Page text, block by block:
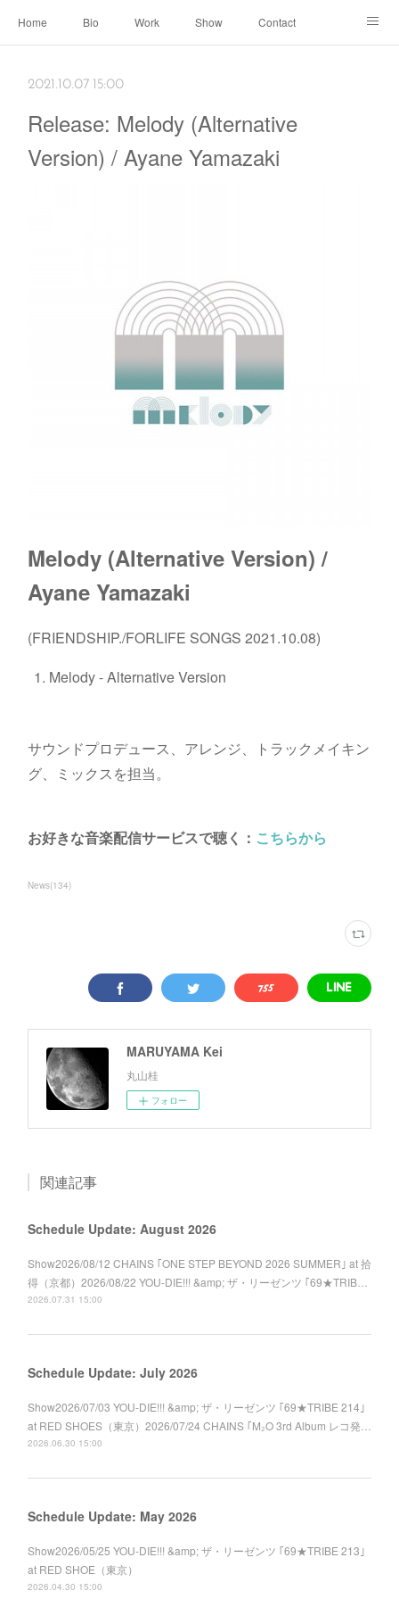
Home Bio Work Show Contact
2021.10.07 15:00
Release: Melody (Alternative
Version) / Ayane Yamazaki
Melody (Alternative Version) /
Ayane Yamazaki
(FRIENDSHIP./FORLIFE SONGS 2021.10.08)
Melody - Alternative Version
サウンドプロデュース、アレンジ、トラックメイキン
グ、ミックスを担当。
お好きな音楽配信サービスで聴く： こちらから
News(134)
MARUYAMA Kei
丸山桂
フォロー
関連記事
Schedule Update: August 2026
Show2026/08/12 CHAINS ｢ONE STEP BEYOND 2026 SUMMER｣ at 拾
得（京都）2026/08/22 YOU-DIE!!! &amp; ザ・リーゼンツ ｢69★TRIB…
2026.07.31 15:00
Schedule Update: July 2026
Show2026/07/03 YOU-DIE!!! &amp; ザ・リーゼンツ ｢69★TRIBE 214｣
at RED SHOES（東京）2026/07/24 CHAINS ｢M₂O 3rd Album レコ発…
2026.06.30 15:00
Schedule Update: May 2026
Show2026/05/25 YOU-DIE!!! &amp; ザ・リーゼンツ ｢69★TRIBE 213｣
at RED SHOE（東京）
2026.04.30 15:00